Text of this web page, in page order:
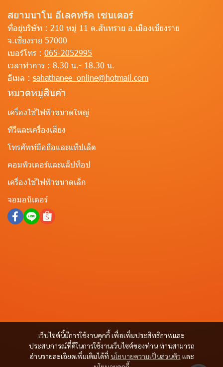
เว็บไซต์นี้มีการใช้งานคุกกี้ เพื่อเพิ่มประสิทธิภาพและ
ประสบการณ์ที่ดีในการใช้งานเว็บไซต์ของท่าน ท่านสามารถ
อ่านรายละเอียดเพิ่มเติมได้ที่ นโยบายความเป็นส่วนตัว และ
สยามนาโน อีเลคทริค เซนเตอร์
ที่อยู่บริษัท : 210 หมู่ 11 ต.สันทราย อ.เมืองเชียงราย
จ.เชียงราย 57000
เบอร์โทร : 065-2052995
เวลาทำการ : 8.30 น.- 18.30 น.
อีเมล : sahathanee_online@hotmail.com
หมวดหมู่สินค้า
เครื่องใช้ไฟฟ้าขนาดใหญ่
ทีวีและเครื่องเสียง
โทรศัพท์มือถือและแท็ปเล็ต
คอมพิวเตอร์และแล็ปท็อป
เครื่องใช้ไฟฟ้าขนาดเล็ก
จอมอนิเตอร์